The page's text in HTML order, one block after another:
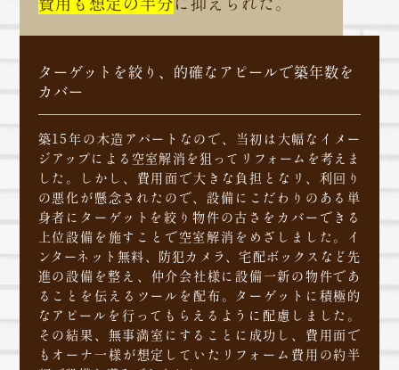
ターゲットを絞り、的確なアピールで築年数を
カバー
築15年の木造アパートなので、当初は大幅なイメー
ジアップによる空室解消を狙ってリフォームを考えま
した。しかし、費用面で大きな負担となリ、利回り
の悪化が懸念されたので、設備にこだわりのある単
身者にターゲットを絞り物件の古さをカバーできる
上位設備を施すことで空室解消をめざしました。イ
ンターネット無料、防犯カメラ、宅配ボックスなど先
進の設備を整え、仲介会社様に設備一新の物件であ
ることを伝えるツールを配布。ターゲットに積極的
なアピールを行ってもらえるように配慮しました。
その結果、無事満室にすることに成功し、費用面で
もオーナ一様が想定していたリフォーム費用の約半